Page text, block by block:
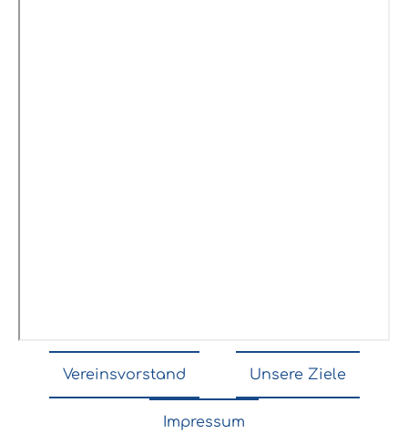
Vereinsvorstand Unsere Ziele
Impressum